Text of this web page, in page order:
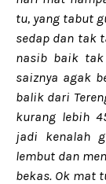
tu, yang tabut
sedap dan tak
nasib baik
saiznya agak
balik dari
kurang lebih
jadi kenalah
lembut dan
bekas. Ok mat